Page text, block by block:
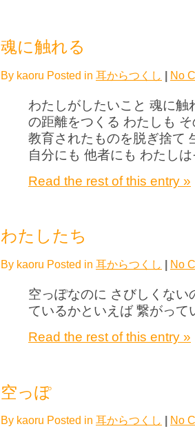
魂に触れる
By kaoru Posted in 耳からつくし | No
わたしがしたいこと 魂に
の距離をつくる わたしも
教育されたものを脱ぎ捨て
自分にも 他者にも わたし
Read the rest of this entry »
わたしたち
By kaoru Posted in 耳からつくし | No
空っぽなのに さびしくな
ているかといえば 繋がっ
Read the rest of this entry »
空っぽ
By kaoru Posted in 耳からつくし | No